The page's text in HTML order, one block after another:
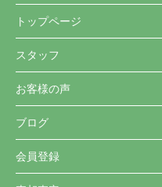
トップページ
スタッフ
お客様の声
ブログ
会員登録